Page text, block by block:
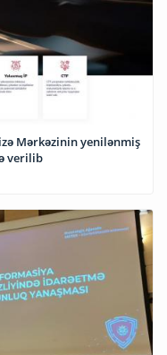
Mərkəzinin yenilənmiş
verilib